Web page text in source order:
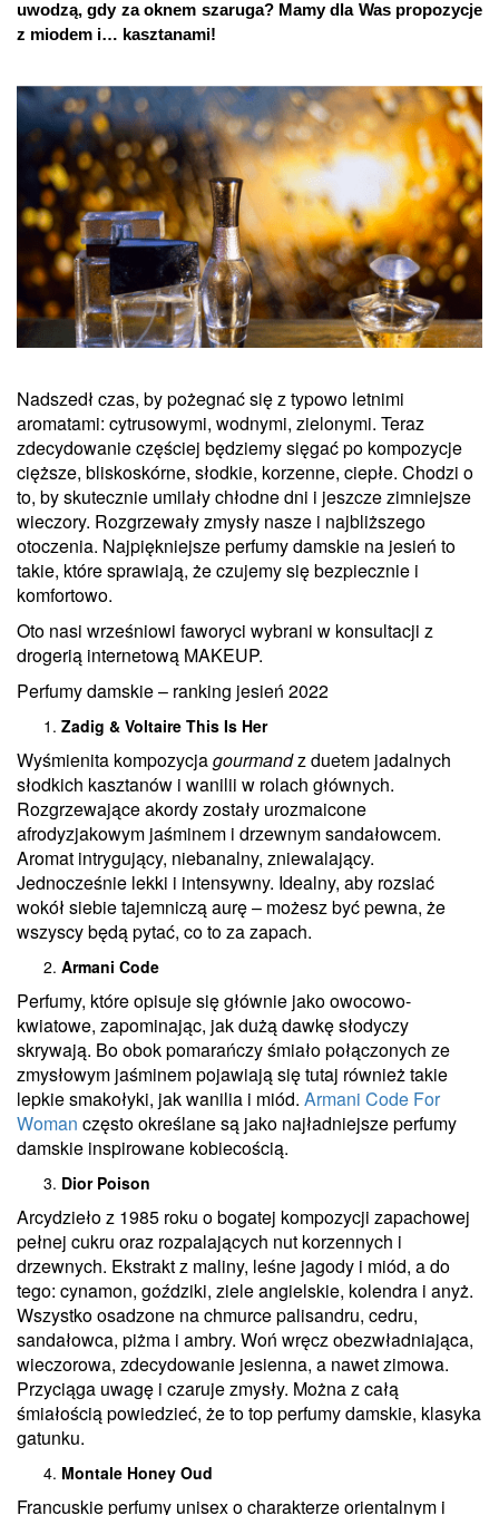
uwodzą, gdy za oknem szaruga? Mamy dla Was propozycje
z miodem i… kasztanami!
Nadszedł czas, by pożegnać się z typowo letnimi
aromatami: cytrusowymi, wodnymi, zielonymi. Teraz
zdecydowanie częściej będziemy sięgać po kompozycje
cięższe, bliskoskórne, słodkie, korzenne, ciepłe. Chodzi o
to, by skutecznie umilały chłodne dni i jeszcze zimniejsze
wieczory. Rozgrzewały zmysły nasze i najbliższego
otoczenia. Najpiękniejsze perfumy damskie na jesień to
takie, które sprawiają, że czujemy się bezpiecznie i
komfortowo.
Oto nasi wrześniowi faworyci wybrani w konsultacji z
drogerią internetową MAKEUP.
Perfumy damskie – ranking jesień 2022
Zadig & Voltaire This Is Her
Wyśmienita kompozycjagourmandz duetem jadalnych
słodkich kasztanów i wanilii w rolach głównych.
Rozgrzewające akordy zostały urozmaicone
afrodyzjakowym jaśminem i drzewnym sandałowcem.
Aromat intrygujący, niebanalny, zniewalający.
Jednocześnie lekki i intensywny. Idealny, aby rozsiać
wokół siebie tajemniczą aurę – możesz być pewna, że
wszyscy będą pytać, co to za zapach.
Armani Code
Perfumy, które opisuje się głównie jako owocowo-
kwiatowe, zapominając, jak dużą dawkę słodyczy
skrywają. Bo obok pomarańczy śmiało połączonych ze
zmysłowym jaśminem pojawiają się tutaj również takie
lepkie smakołyki, jak wanilia i miód. Armani Code For
Woman często określane są jako najładniejsze perfumy
damskie inspirowane kobiecością.
Dior Poison
Arcydzieło z 1985 roku o bogatej kompozycji zapachowej
pełnej cukru oraz rozpalających nut korzennych i
drzewnych. Ekstrakt z maliny, leśne jagody i miód, a do
tego: cynamon, goździki, ziele angielskie, kolendra i anyż.
Wszystko osadzone na chmurce palisandru, cedru,
sandałowca, piżma i ambry. Woń wręcz obezwładniająca,
wieczorowa, zdecydowanie jesienna, a nawet zimowa.
Przyciąga uwagę i czaruje zmysły. Można z całą
śmiałością powiedzieć, że to top perfumy damskie, klasyka
gatunku.
Montale Honey Oud
Francuskie perfumy unisex o charakterze orientalnym i